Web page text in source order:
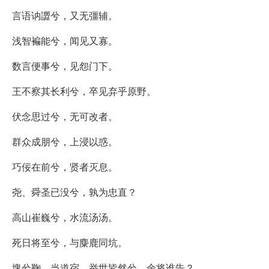
言语讷譅兮，又无彊辅。
浅智褊能兮，闻见又寡。
数言便事兮，见怨门下。
王不察其长利兮，卒见弃乎原野。
伏念思过兮，无可改者。
群众成朋兮，上浸以惑。
巧佞在前兮，贤者灭息。
尧、舜圣已没兮，孰为忠直？
高山崔巍兮，水流汤汤。
死日将至兮，与麋鹿同坑。